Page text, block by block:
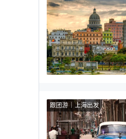
跟团游 上海出发